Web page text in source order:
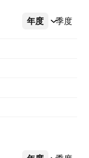
年度 季度
更多